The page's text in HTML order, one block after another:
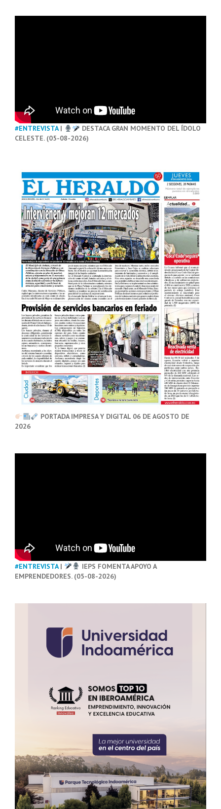
#ENTREVISTA|
DESTACA GRAN MOMENTO DEL ÍDOLO
CELESTE. (05-08-2026)
PORTADA IMPRESA Y DIGITAL 06 DE AGOSTO DE
2026
#ENTREVISTA|
IEPS FOMENTA APOYO A
EMPRENDEDORES. (05-08-2026)